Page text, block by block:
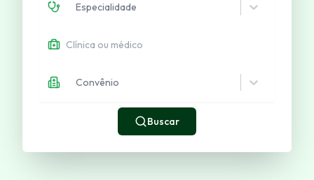
Especialidade
Convênio
Buscar